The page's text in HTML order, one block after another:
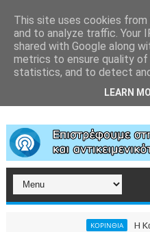
Η Κόρινθος
This site uses cookies
and to analyze traffic. Your
shared with Google along
metrics to ensure quality of
statistics, and to detect
LEARN